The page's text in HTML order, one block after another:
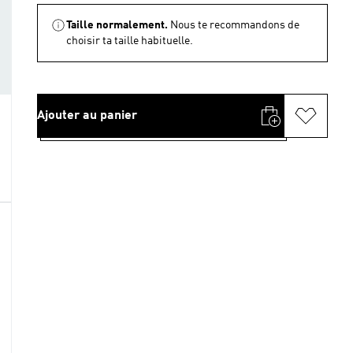
Taille normalement. Nous te recommandons de
choisir ta taille habituelle.
Ajouter au panier